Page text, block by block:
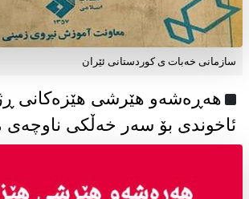
سازمانی خەبات ی كوردستانی ئێران
هەڕەشەو هێرشی هێزەکانی
ئاخوندی بۆ سەر خەڵکی ناوچەی